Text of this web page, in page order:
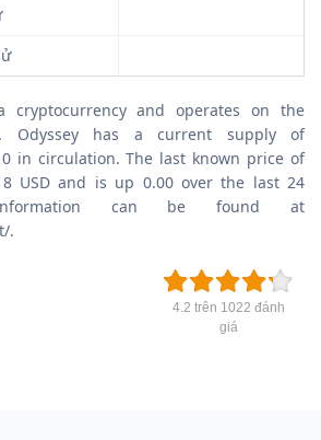
cryptocurrency and operates on the
Odyssey has a current supply of
0 in circulation. The last known price of
USD and is up 0.00 over the last 24
can be found at
.
4.2 trên 1022 đánh
giá